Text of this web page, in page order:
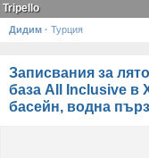
Tripello
Дидим · Турция
Записвания за
база All Inclusive в
басейн, водна